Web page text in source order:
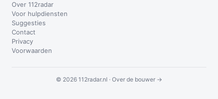
Over 112radar
Voor hulpdiensten
Suggesties
Contact
Privacy
Voorwaarden
© 2026 112radar.nl · Over de bouwer →